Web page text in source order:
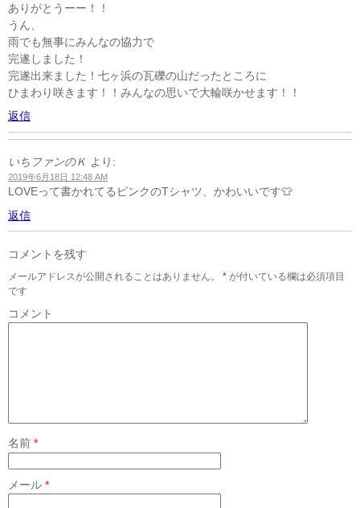
ありがとうーー！！
うん、
雨でも無事にみんなの協力で
完遂しました！
完遂出来ました！七ヶ浜の瓦礫の山だったところに
ひまわり咲きます！！みんなの思いで大輪咲かせます！！
返信
いちファンのＫ より:
2019年6月18日 12:48 AM
LOVEって書かれてるピンクのTシャツ、かわいいです👕
返信
コメントを残す
メールアドレスが公開されることはありません。 * が付いている欄は必須項目
です
コメント
名前 *
メール *